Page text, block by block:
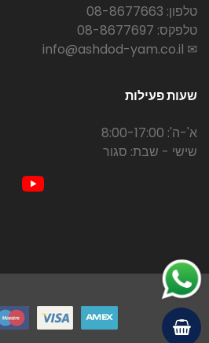
טלפון: 08-8677663
טלפקס: 08-8677697
✉ info@ashdod-yam.co.il
שעות פעילות
א'-ה': 8:00-17:00
שישי - שבת: סגור